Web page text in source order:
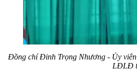
Đồng chíĐinh Trọng Nhương - Ủy
LĐLĐ